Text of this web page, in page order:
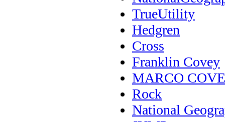
TrueUtility
Hedgren
Cross
Franklin Covey
MARCO
Rock
National